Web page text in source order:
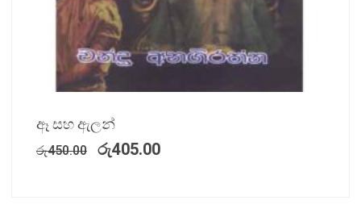
ඈ සහ ඇලන්
රු450.00 රු405.00